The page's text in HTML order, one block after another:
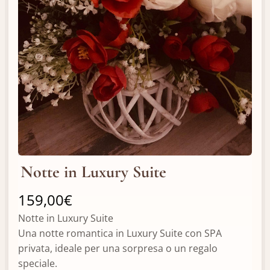
Notte in Luxury Suite
159,00€